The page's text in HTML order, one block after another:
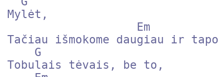
Mylėt,
Tačiau išmokome daugiau ir
Tobulais tėvais, be to,